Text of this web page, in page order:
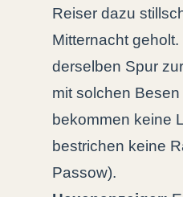
Reiser dazu
Mitternacht
derselben Spur
mit solchen
bekommen keine
bestrichen keine
Passow).